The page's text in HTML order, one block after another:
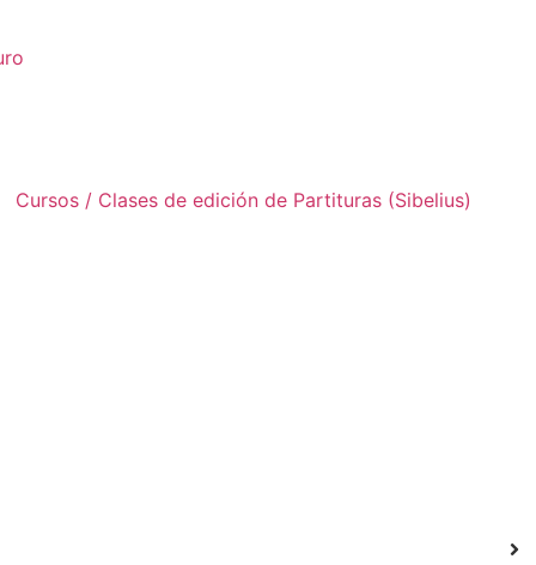
Cursos / Clases de edición de Partituras (Sibelius)